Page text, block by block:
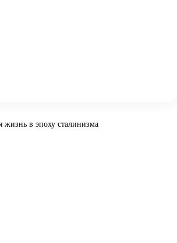
жизнь в эпоху сталинизма